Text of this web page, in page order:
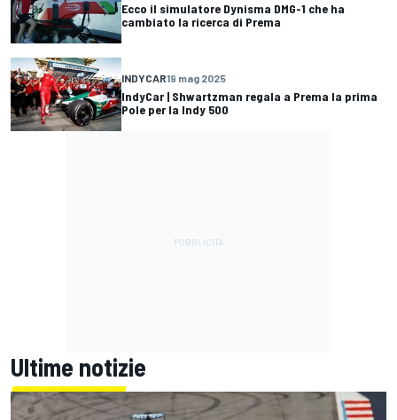
Ecco il simulatore Dynisma DMG-1 che ha
cambiato la ricerca di Prema
INDYCAR19 mag 2025
IndyCar | Shwartzman regala a Prema la prima
Pole per la Indy 500
Ultime notizie